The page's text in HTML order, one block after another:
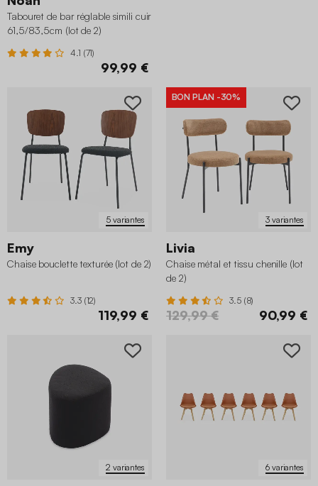
Tabouret de bar réglable simili cuir
61,5/83,5cm (lot de 2)
4.1 (71)
99,99 €
5 variantes
Emy
Chaise bouclette texturée (lot de 2)
3.3 (12)
119,99 €
3 variantes
BON PLAN -30%
Livia
Chaise métal et tissu chenille (lot
de 2)
3.5 (8)
129,99 € 90,99 €
2 variantes 6 variantes